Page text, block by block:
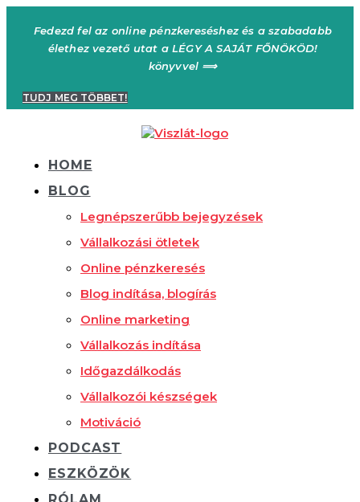
tartalomhoz
Fedezd fel az online pénzkereséshez és a szabadabb
élethez vezető utat a LÉGY A SAJÁT FŐNÖKÖD!
könyvvel ⟹
TUDJ MEG TÖBBET!
HOME
BLOG
Legnépszerűbb bejegyzések
Vállalkozási ötletek
Online pénzkeresés
Blog indítása, blogírás
Online marketing
Vállalkozás indítása
Időgazdálkodás
Vállalkozói készségek
Motiváció
PODCAST
ESZKÖZÖK
RÓLAM